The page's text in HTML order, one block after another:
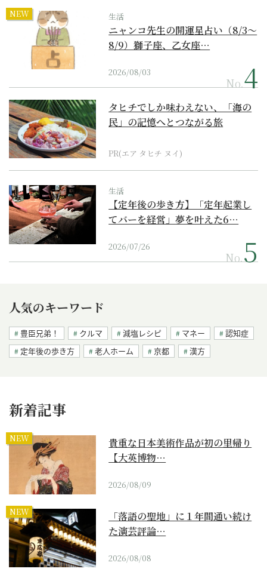
NEW 生活
ニャンコ先生の開運星占い（8/3～
8/9）獅子座、乙女座…
2026/08/03
No.
タヒチでしか味わえない、「海の
民」の記憶へとつながる旅
PR(エア タヒチ ヌイ)
生活
【定年後の歩き方】「定年起業し
てバーを経営」夢を叶えた6…
2026/07/26
No.
人気のキーワード
豊臣兄弟！ クルマ 減塩レシピ マネー
認知症
定年後の歩き方
老人ホーム 京都 漢方
新着記事
NEW
貴重な日本美術作品が初の里帰り
【大英博物…
2026/08/09
NEW
「落語の聖地」に１年間通い続け
た演芸評論…
2026/08/08